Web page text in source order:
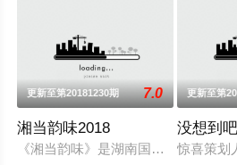
更新至第20181230期 7.0
湘当韵味2018
《湘当韵味》是湖南国际频道制作
更新至第
没想到吧
惊喜策划